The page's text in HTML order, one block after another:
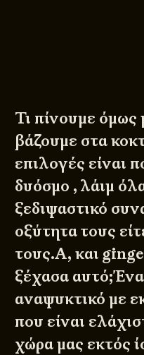
Τι πίνουμε όμως
βάζουμε στα
επιλογές είναι
δυόσμο , λάιμ
ξεδιψαστικό
οξύτητα τους
τους.Α, και
ξέχασα
αναψυκτικό με
που είναι
χώρα μας εκτός